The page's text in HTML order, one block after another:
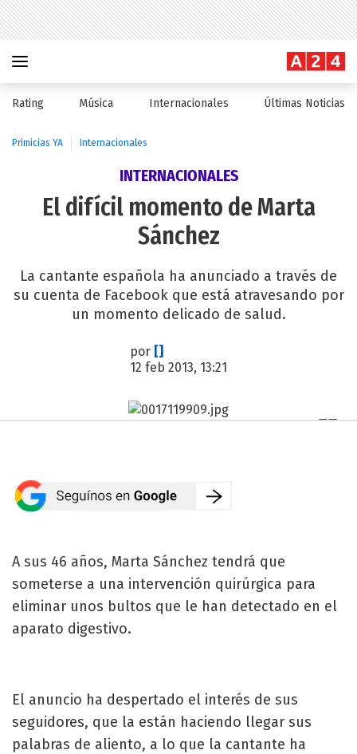
Rating Música Internacionales Últimas Noticias
Primicias YA Internacionales
INTERNACIONALES
El difícil momento de Marta
Sánchez
La cantante española ha anunciado a través de
su cuenta de Facebook que está atravesando por
un momento delicado de salud.
por []
12 feb 2013, 13:21
A sus 46 años, Marta Sánchez tendrá que
someterse a una intervención quirúrgica para
eliminar unos bultos que le han detectado en el
aparato digestivo.
El anuncio ha despertado el interés de sus
seguidores, que la están haciendo llegar sus
palabras de aliento, a lo que la cantante ha